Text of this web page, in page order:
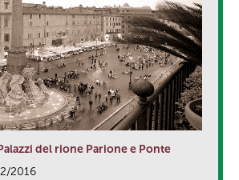
del rione Parione e Ponte
2016